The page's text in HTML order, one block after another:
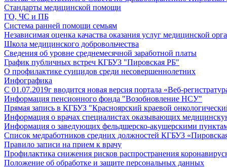
Стандарты медицинской помощи
ГО, ЧС и ПБ
Система ранней помощи семьям
Независимая оценка качаства оказания услуг медицинской
Школа медицинского добровольчества
Сведения об уровне среднемесячной заработной платы
График публичных встреч КГБУЗ "Пировская РБ"
О профилактике суицидов среди несовершеннолетних
Инфографика
С 01.07.2019г вводится новая версия портала «Веб-
Информация пенсионного фонда "Возобновление НСУ"
Прямая запись в КГБУЗ "Красноярский краевой
Информация о врачах специалистах оказывающих
Информация о заведующих фельдшерско-акушерскими
Список медработников средних должностей КГБУЗ
Правило записи на прием к врачу
Профилактика снижения рисков распространения
Положение об обработке и защите персональных данных